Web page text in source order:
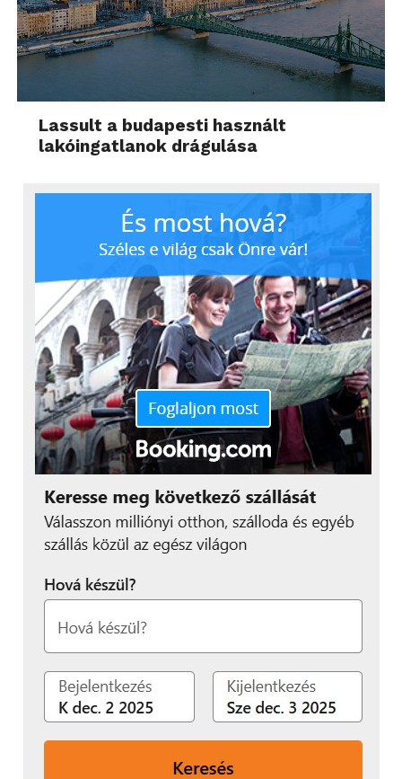
Lassult a budapesti használt
lakóingatlanok drágulása